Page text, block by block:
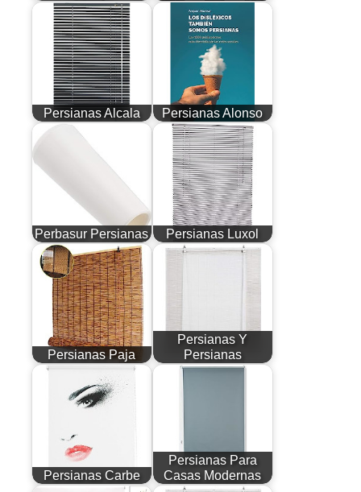
Persianas Alcala Persianas Alonso
Perbasur Persianas Persianas Luxol
Persianas Paja
Persianas Y
Persianas
Persianas Carbe
Persianas Para
Casas Modernas